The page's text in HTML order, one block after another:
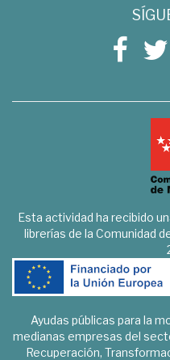
Esta actividad ha recibido
librerías de la Comunidad
Ayudas públicas para la
medianas empresas del
Recuperación,